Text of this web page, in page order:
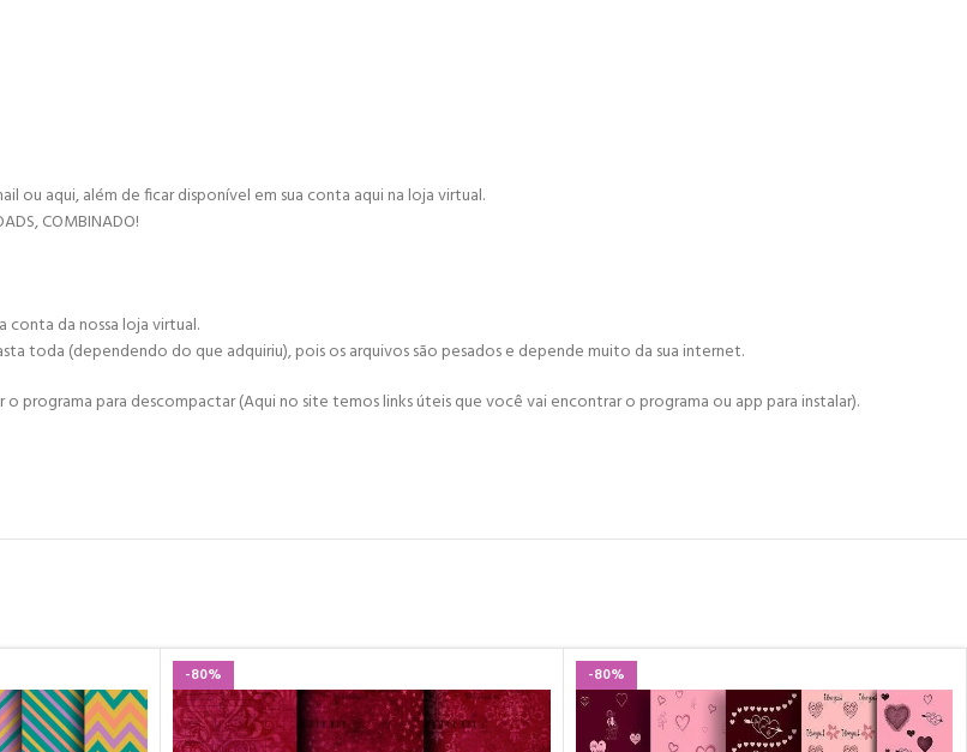
aqui, além de ficar disponível em sua conta aqui na loja virtual.
COMBINADO!
da nossa loja virtual.
toda (dependendo do que adquiriu), pois os arquivos são pesados e depende muito da sua internet.
o programa para descompactar (Aqui no site temos links úteis que você vai encontrar o programa ou app para instalar).
-80% -80%